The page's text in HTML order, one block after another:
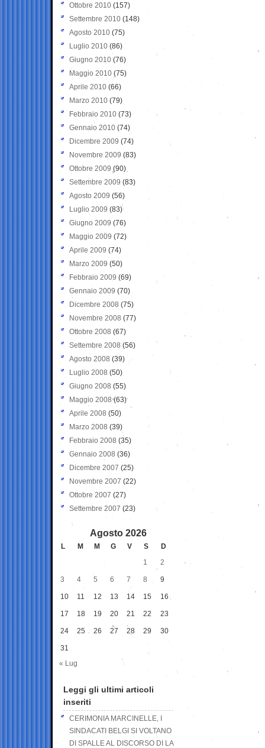
Ottobre 2010 (157)
Settembre 2010 (148)
Agosto 2010 (75)
Luglio 2010 (86)
Giugno 2010 (76)
Maggio 2010 (75)
Aprile 2010 (66)
Marzo 2010 (79)
Febbraio 2010 (73)
Gennaio 2010 (74)
Dicembre 2009 (74)
Novembre 2009 (83)
Ottobre 2009 (90)
Settembre 2009 (83)
Agosto 2009 (56)
Luglio 2009 (83)
Giugno 2009 (76)
Maggio 2009 (72)
Aprile 2009 (74)
Marzo 2009 (50)
Febbraio 2009 (69)
Gennaio 2009 (70)
Dicembre 2008 (75)
Novembre 2008 (77)
Ottobre 2008 (67)
Settembre 2008 (56)
Agosto 2008 (39)
Luglio 2008 (50)
Giugno 2008 (55)
Maggio 2008(63)
Aprile 2008 (50)
Marzo 2008 (39)
Febbraio 2008 (35)
Gennaio 2008 (36)
Dicembre 2007 (25)
Novembre 2007 (22)
Ottobre 2007 (27)
Settembre 2007 (23)
Agosto 2026
L M M G V S
D
1
2
3 4 5 6 7 8 9
10 11 12 13 14 15 16
17 18 19 20 21 22 23
24 25 26 27 28 29 30
31
« Lug
Leggi gli ultimi articoli
inseriti
CERIMONIA MARCINELLE, I
SINDACATI BELGI SI VOLTANO
DI SPALLE AL DISCORSO DI LA